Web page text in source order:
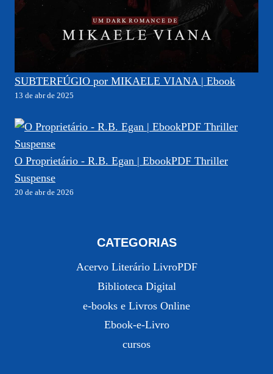
SUBTERFÚGIO por MIKAELE VIANA | Ebook
13 de abr de 2025
O Proprietário - R.B. Egan | EbookPDF Thriller
Suspense
20 de abr de 2026
CATEGORIAS
Acervo Literário LivroPDF
Biblioteca Digital
e-books e Livros Online
Ebook-e-Livro
cursos